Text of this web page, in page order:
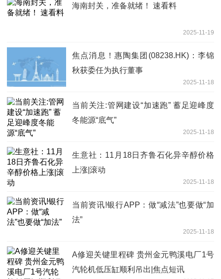
海南封关，准备就绪！ 速看料
2025-11-19
焦点消息！惠陶集团(08238.HK)：李锦
秋获委任为执行董事
2025-11-18
当前关注:管网建设“加速跑” 蓄足迎峰度
冬能源“底气”
2025-11-18
生意社：11月18日齐鲁石化异辛醇价格
上涨|滚动
2025-11-18
当前资讯!银行APP：做“减法”也要做“加
法”
2025-11-18
A修迎关键里程碑 贵州金元鸭溪电厂1号
汽轮机低压缸顺利吊出|焦点短讯